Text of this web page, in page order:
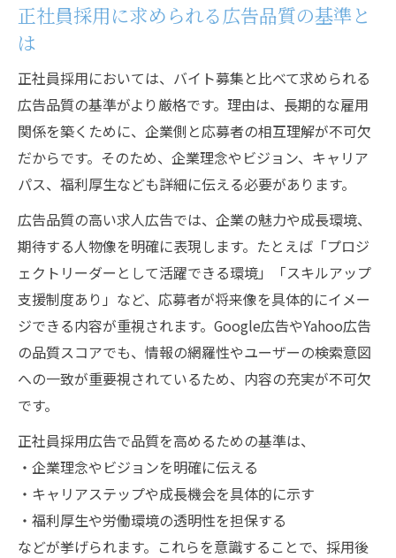
正社員採用に求められる広告品質の基準と
は
正社員採用においては、バイト募集と比べて求められる
広告品質の基準がより厳格です。理由は、長期的な雇用
関係を築くために、企業側と応募者の相互理解が不可欠
だからです。そのため、企業理念やビジョン、キャリア
パス、福利厚生なども詳細に伝える必要があります。
広告品質の高い求人広告では、企業の魅力や成長環境、
期待する人物像を明確に表現します。たとえば「プロジ
ェクトリーダーとして活躍できる環境」「スキルアップ
支援制度あり」など、応募者が将来像を具体的にイメー
ジできる内容が重視されます。Google広告やYahoo広告
の品質スコアでも、情報の網羅性やユーザーの検索意図
への一致が重要視されているため、内容の充実が不可欠
です。
正社員採用広告で品質を高めるための基準は、
・企業理念やビジョンを明確に伝える
・キャリアステップや成長機会を具体的に示す
・福利厚生や労働環境の透明性を担保する
などが挙げられます。これらを意識することで、採用後